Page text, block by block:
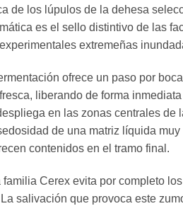
de los lúpulos de la dehesa
es el sello distintivo de las
extremeñas
ofrece un paso por
liberando de forma
en las zonas centrales
de una matriz líquida
contenidos en el tramo final.
Cerex evita por completo
salivación que provoca este